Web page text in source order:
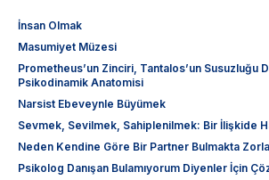
İnsan Olmak
Masumiyet Müzesi
Prometheus’un Zinciri, Tantalos’un Susuzluğu
Psikodinamik Anatomisi
Narsist Ebeveynle Büyümek
Sevmek, Sevilmek, Sahiplenilmek: Bir İlişkide
Neden Kendine Göre Bir Partner Bulmakta
Psikolog Danışan Bulamıyorum Diyenler İçin